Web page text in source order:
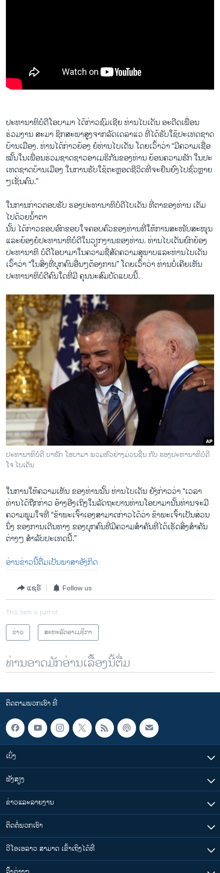
ປະທານາທິບໍດີ​ໂອ​ບາ​ມາ ​ໄດ້​ກ່າວ​ຊົມ​ເຊີຍ ​ທ່ານ​ໄບ​ເດັນ ອະດີດ​ເພື່ອນ​
ຮ່ວມງານ ສະມາ ຊິກ​ສະພາ​ສູງ​ຈາກ​ລັດ​ເດ​ລາ​ແວ ທີ່​ໄດ້​ຮັບໃຊ້​ປະ​ເທດ​ຊາດ​
ບ້ານ​ເມືອງ. ທ່ານ​ໄດ້​ກ່າວ​ຍ້ອງ ຍໍ​ທ່ານ​ໄບ​ເດັນ ​ໂດ​ຍ​ເວົ້າວ່າ “ມີ​ຄວາມ​ເຊື່ອ​
ໝັ້ນ​ໃນ​ເພື່ອນ​ຮ່ວມ​ຊາດ​ຊາວ​ອາເມຣິກັນ​ຂອງ​ທ່ານ ຍ້ອນ​ຄວາມ​ຮັກ​ ໃນ​ປະ​
ເທດ​ຊາດ​ບ້ານ​ເມືອງ ​ໃນ​ການ​ຮັບ​ໃຊ້​ຕະຫຼອດຊີວິດທີ່​ຈະຍືນ​ຍົງ​ໄປ​ຊົ່ວ​ຫຼາຍ
ໆ​ເຊັ່ນ​ຄົນ.”
​ໃນ​ການກ່າວ​ຕອບ​ຮັບ ຮອງ​ປະທານາທິບໍດີ​ໄບ​ເດັນ ​ທີ່​ຕາ​ຂອງ​ທ່ານ ​ເຕັມ​
ໄປ​ດ້ວຍ​ນ້ຳຕາ
ນັ້ນ ​ໄດ້​ກ່າວ​ຂອບອົກ​ຂອບ​ໃຈ​ຄອບຄົວ​ຂອງ​ທ່ານ​ທີ່​ໃຫ້ການ​ສະໜັບສະໜຸນ​
ແລະ​ຍ້ອງຍໍ​ປະທານາທິບໍດີ​ໃນ​ວຽກ​ງານ​ຂອງ​ທ່ານ. ທ່ານ​ໄບ​ເດັນ​ຍົກຍ້ອງ​
ປະທານາທິ ບໍດີ​ໂອ​ບາ​ມາ​ໃນ​ຄວາມ​ຊື່ສັດຄວາມ​ສຸພາບແລະ​ທ່ານ​ໄບ​ເດັນ​
ເວົ້າວ່າ “​ໃນ​ສິ່ງ​ທີ່ບຸກຄົນ​ອື່ນໆຕ້ອງການ” ​ໂດຍ​ເວົ້າວ່າ ທ່ານ​ບໍ່​ເຄີຍ​ເຫັນ
ປະທານາທິບໍດີ​ຄົນ​ໃດ​ທີ່​ມີ ຄຸນ​ນະ​ສົມບັດ​ແບບ​ນີ້.
ປະທານາທິບໍດີ ບາຣັກ ໂອບາມາ ພວມຫົວຢ່າງມ່ວນຊື່ນ ກັບ ຮອງປະທານາທິບໍດີ
ໂຈ ໄບເດັນ
ໃນ​ການ​ໃຫ້​ຄວາມ​ເຫັນ ຂອງ​ທ່ານ​ນັ້ນ ທ່ານ​ໄບ​ເດັນ ​ຍັງ​ກ່າວ​ວ່າ “​ເວລາ​
ທ່ານ​ໄດ້​ຖືກກ່າວ ອ້າງ​ອີງ​ເຖິງ​ໃນ​ລັດຖະບານ​ທ່ານ​ໂອ​ບາ​ມານັ້ນທ່ານ​ຈະ​ມີ​
ຄວາມ​ພູມ​ໃຈ​ທີ່ “ຂ້າພະ​ເຈົ້າ​ເອງ​ສາມາດ​ກ່າວ​ໄດ້​ວ່າ ຂ້າພະ​ເຈົ້າ​ເປັນ​ສ່ວນ​
ນຶ່ງ ​ຂອງ​ການ​ເດີນທາງ​ ຂອງ​ບຸກຄົນທີ່​ມີ​ຄວາມ​ສຳຄັນທີ່​ໄດ້​ເຮັດ​ສິ່ງ​ສຳຄັນ​
ຕ່າງໆ ສຳລັບ​ປະ​ເທດ​ນີ້.”
ອ່ານຂ່າວນີ້ຕື່ມເປັນພາສາອັງກິດ
ແຊຣ໌ Follow us
This item is part of
ຂ່າວ
ສະຫະລັດອາເມຣິກາ
ທ່ານອາດມັກອ່ານເລື້ອງນີ້ຕື່ມ
ຕິດຕາມພວກເຮົາ ທີ່
ເບິ່ງ
ຟັງສຽງ
ຂ່າວແລະລາຍງານ
ຕິດຕໍ່ພວກເຮົາ
ວີໂອເອລາວ ສາມາດ ເຂົ້າເຖິງໄດ້ທີ່